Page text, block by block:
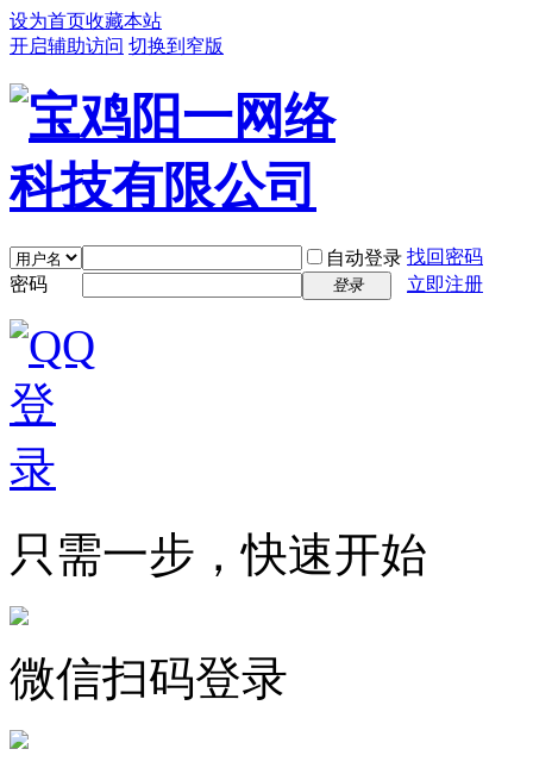
设为首页收藏本站
开启辅助访问 切换到窄版
自动登录 找回密码
密码
登录 立即注册
只需一步，快速开始
微信扫码登录